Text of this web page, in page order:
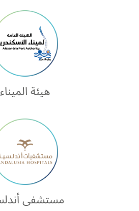
هيئة الميناء
مستشفى